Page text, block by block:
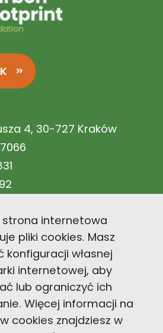
strona internetowa
pliki cookies. Masz
konfiguracji własnej
internetowej, aby
lub ograniczyć ich
Więcej informacji na
cookies znajdziesz w
4, 30-727 Kraków
300 494